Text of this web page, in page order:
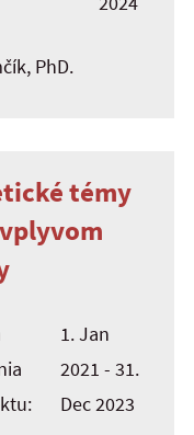
PhD.
témy
1. Jan
2021 - 31.
Dec 2023